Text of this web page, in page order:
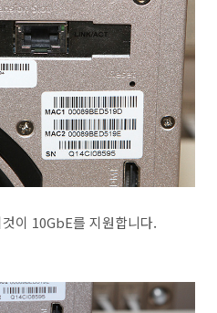
이 10GbE를 지원합니다.